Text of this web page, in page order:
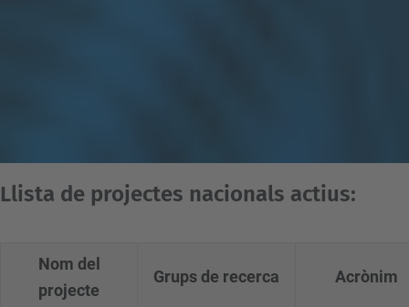
Llista de projectes nacionals actius:
Nom del
projecte
Grups de recerca Acrònim